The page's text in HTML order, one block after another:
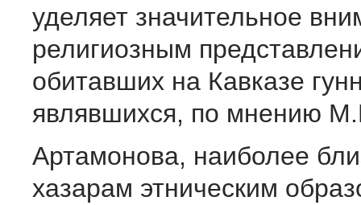
уделяет значительное
религиозным
обитавших на Кавказе
являвшихся, по мнению
Артамонова, наиболее
хазарам этническим